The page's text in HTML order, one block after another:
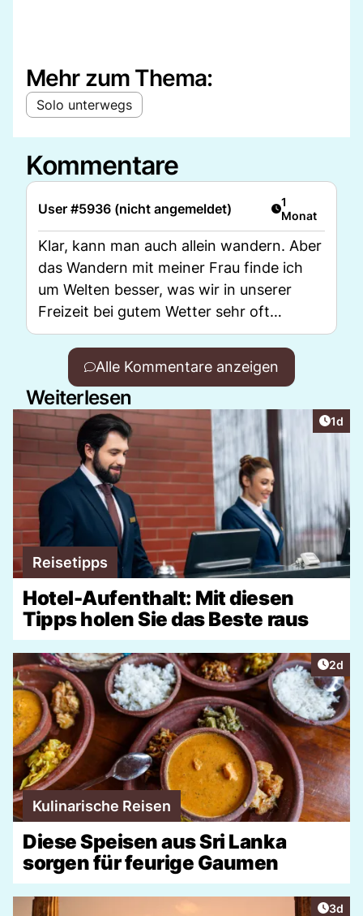
Mehr zum Thema:
Solo unterwegs
Kommentare
User #5936 (nicht angemeldet) Artikel
1
Monat
Klar, kann man auch allein wandern. Aber
das Wandern mit meiner Frau finde ich
um Welten besser, was wir in unserer
Freizeit bei gutem Wetter sehr oft
machen und das Wandern in vollen Zügen
immer zusammen geniessen.
Alle Kommentare anzeigen
Weiterlesen
1d
Reisetipps
Hotel-Aufenthalt: Mit diesen
Tipps holen Sie das Beste raus
2d
Kulinarische Reisen
Diese Speisen aus Sri Lanka
sorgen für feurige Gaumen
3d